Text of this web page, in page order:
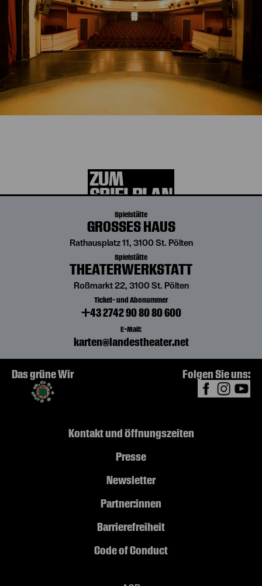
ZUM
SPIELPLAN
Spielstätte
GROSSES HAUS
Rathausplatz 11, 3100 St. Pölten
Spielstätte
THEATERWERKSTATT
Roßmarkt 22, 3100 St. Pölten
Ticket- und Abonummer
+43 2742 90 80 80 600
E-Mail:
karten@landestheater.net
Das grüne Wir Folgen Sie uns:
Kontakt und Öffnungszeiten
Presse
Newsletter
Partner:innen
Barrierefreiheit
Code of Conduct